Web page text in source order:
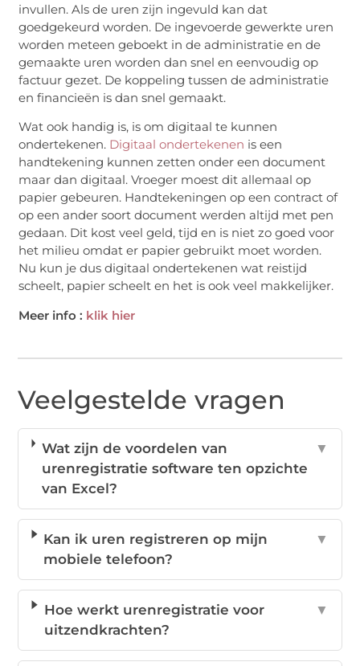
invullen. Als de uren zijn ingevuld kan dat
goedgekeurd worden. De ingevoerde gewerkte uren
worden meteen geboekt in de administratie en de
gemaakte uren worden dan snel en eenvoudig op
factuur gezet. De koppeling tussen de administratie
en financieën is dan snel gemaakt.
Wat ook handig is, is om digitaal te kunnen
ondertekenen. Digitaal ondertekenen is een
handtekening kunnen zetten onder een document
maar dan digitaal. Vroeger moest dit allemaal op
papier gebeuren. Handtekeningen op een contract of
op een ander soort document werden altijd met pen
gedaan. Dit kost veel geld, tijd en is niet zo goed voor
het milieu omdat er papier gebruikt moet worden.
Nu kun je dus digitaal ondertekenen wat reistijd
scheelt, papier scheelt en het is ook veel makkelijker.
Meer info : klik hier
Veelgestelde vragen
Wat zijn de voordelen van
urenregistratie software ten opzichte
van Excel?
▼
Kan ik uren registreren op mijn
mobiele telefoon?
▼
Hoe werkt urenregistratie voor
uitzendkrachten?
▼